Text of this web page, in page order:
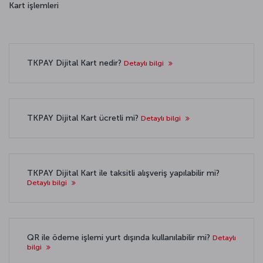
Kart işlemleri
TKPAY Dijital Kart nedir? Detaylı bilgi
TKPAY Dijital Kart ücretli mi? Detaylı bilgi
TKPAY Dijital Kart ile taksitli alışveriş yapılabilir mi?
Detaylı bilgi
QR ile ödeme işlemi yurt dışında kullanılabilir mi? Detaylı
bilgi